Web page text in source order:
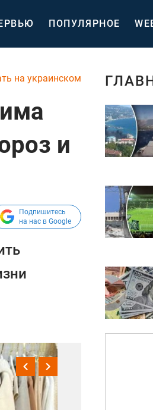
ПОПУЛЯРНОЕ
на украинском
и
Подпишитесь
на нас в Google